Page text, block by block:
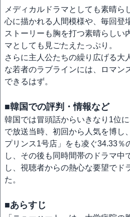
メディカルドラマとしても素晴ら
心に描かれる人間模様や、毎回登
ストーリーも胸を打つ素晴らしい
マとしても見ごたえたっぷり。
さらに主人公たちの繰り広げる大
な若者のラブラインには、ロマン
できるはず。
■韓国での評判・情報など
韓国では冒頭話からいきなり1位
で放送当時、初回から人気を博し
プリンス1号店」をも凌ぐ34.33％
し、その後も同時間帯のドラマ中
し、視聴者からの熱心な要望でド
た。
■あらすじ